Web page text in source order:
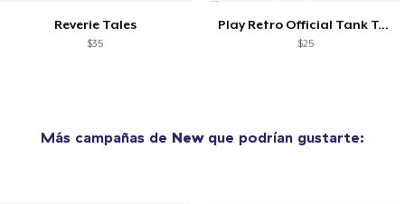
Reverie Tales
$35
Play Retro Official Tank Top
$25
Más campañas de Newque podrían gustarte: